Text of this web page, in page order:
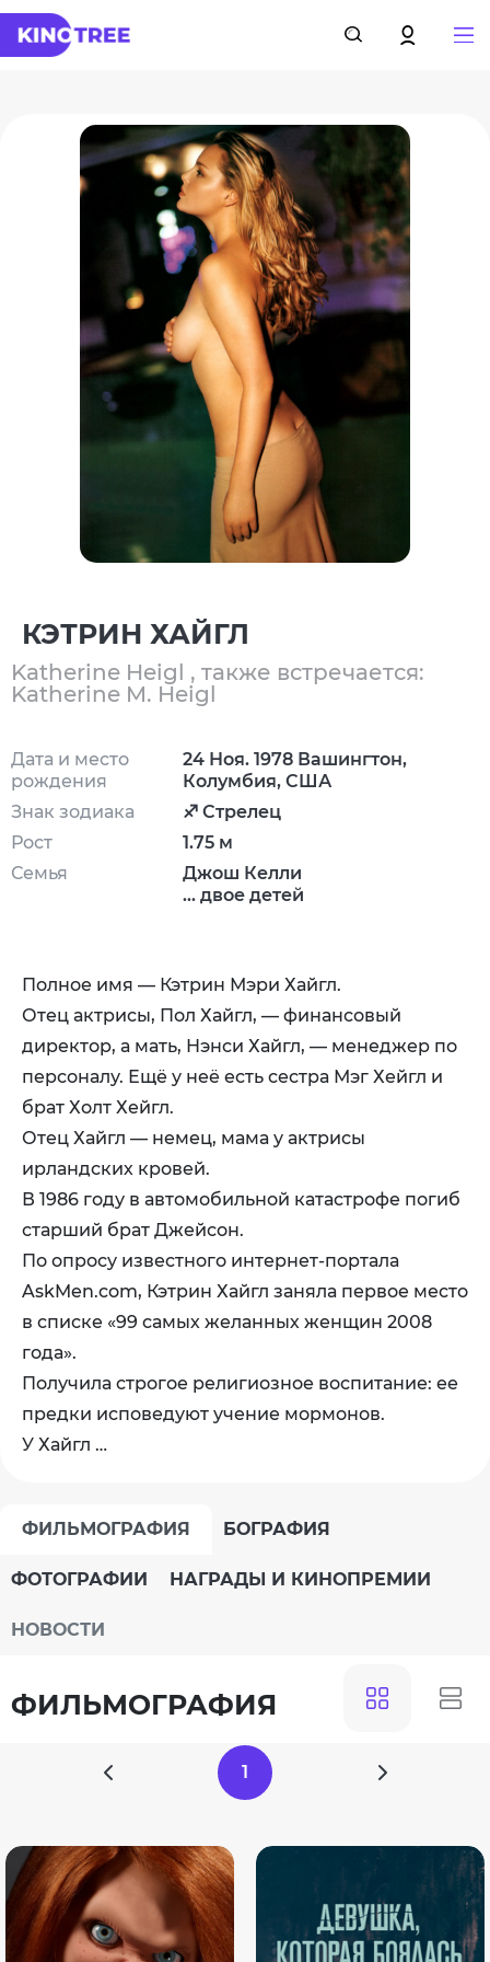
КЭТРИН ХАЙГЛ
Katherine Heigl , также встречается:
Katherine M. Heigl
Дата и место
рождения
Знак зодиака
Рост
Семья
24 Ноя. 1978 Вашингтон,
Колумбия, США
♐ Стрелец
1.75 м
Джош Келли
... двое детей
Полное имя — Кэтрин Мэри Хайгл.
Отец актрисы, Пол Хайгл, — финансовый
директор, а мать, Нэнси Хайгл, — менеджер по
персоналу. Ещё у неё есть сестра Мэг Хейгл и
брат Холт Хейгл.
Отец Хайгл — немец, мама у актрисы
ирландских кровей.
В 1986 году в автомобильной катастрофе погиб
старший брат Джейсон.
По опросу известного интернет-портала
AskMen.com, Кэтрин Хайгл заняла первое место
в списке «99 самых желанных женщин 2008
года».
Получила строгое религиозное воспитание: ее
предки исповедуют учение мормонов.
У Хайгл …
ФИЛЬМОГРАФИЯ БОГРАФИЯ
ФОТОГРАФИИ НАГРАДЫ И КИНОПРЕМИИ
НОВОСТИ
ФИЛЬМОГРАФИЯ
1